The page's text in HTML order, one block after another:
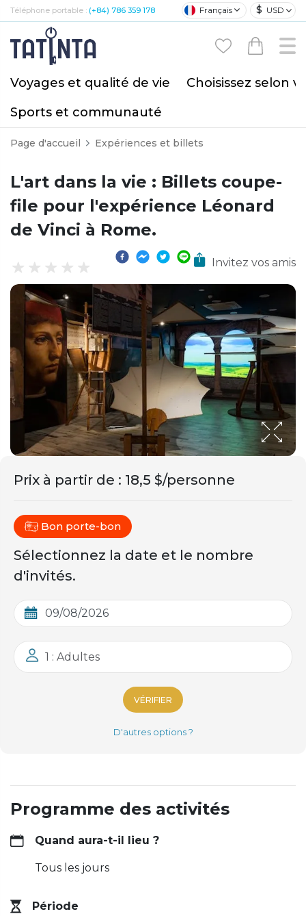
Téléphone portable : (+84) 786 359 178 Français $ USD
Voyages et qualité de vie
Choisissez selon
Sports et communauté
Page d'accueil Expériences et billets
L'art dans la vie : Billets coupe-
file pour l'expérience Léonard
de Vinci à Rome.
Invitez vos amis
Prix ​​à partir de : 18,5 $/personne
Bon porte-bon
Sélectionnez la date et le nombre
d'invités.
1 : Adultes
VÉRIFIER
D'autres options ?
Programme des activités
Quand aura-t-il lieu ?
Tous les jours
Période